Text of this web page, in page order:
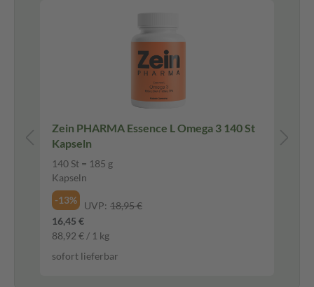
Zein PHARMA Essence L Omega 3 140 St
Kapseln
140 St = 185 g
Kapseln
-13%
UVP: 18,95 €
16,45 €
88,92 € / 1 kg
sofort lieferbar